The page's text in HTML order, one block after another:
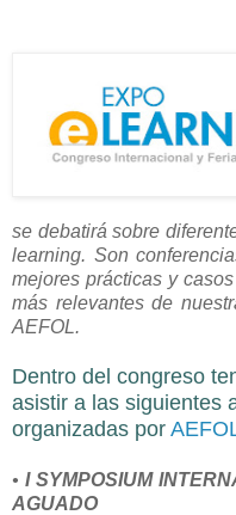
se debatirá sobre
learning. Son
mejores prácticas y
más relevantes de
AEFOL.
Dentro del congreso
asistir a las siguientes
organizadas por
• I SYMPOSIUM
AGUADO